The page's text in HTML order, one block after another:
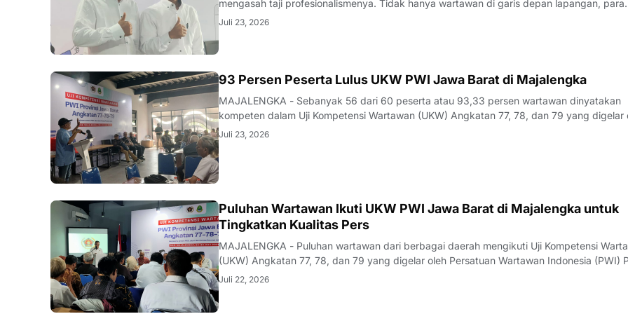
mengasah taji profesionalismenya. Tidak hanya wartawan di garis depan lapangan, para
nakhoda redaksi pun merasa perlu kembali bercermin dan menguji kapasitas diri demi
Juli 23, 2026
93 Persen Peserta Lulus UKW PWI Jawa Barat di Majalengka
MAJALENGKA - Sebanyak 56 dari 60 peserta atau 93,33 persen wartawan dinyatakan
kompeten dalam Uji Kompetensi Wartawan (UKW) Angkatan 77, 78, dan 79 yang digelar
Majalengka pada 22–23 Juli 2026.Penguji UKW, Rita, menyampaikan hasil evaluasi
Juli 23, 2026
Puluhan Wartawan Ikuti UKW PWI Jawa Barat di Majalengka untuk
Tingkatkan Kualitas Pers
MAJALENGKA - Puluhan wartawan dari berbagai daerah mengikuti Uji Kompetensi
(UKW) Angkatan 77, 78, dan 79 yang digelar oleh Persatuan Wartawan Indonesia (PWI)
Jawa Barat di Majalengka, Rabu (22/7/2026).Pelaksana Tugas (Plt) Ketua PWI Jawa
Juli 22, 2026